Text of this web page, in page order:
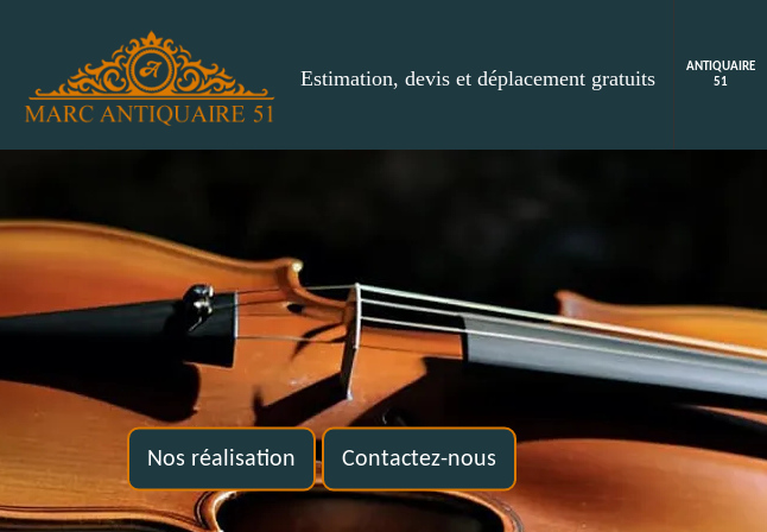
Estimation, devis et déplacement gratuits
ANTIQUAIRE
51
Nos réalisation Contactez-nous